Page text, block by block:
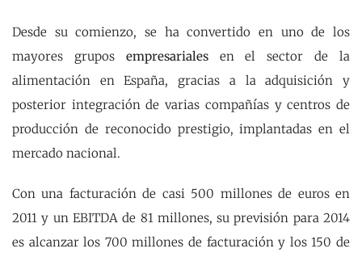
Desde su comienzo, se ha convertido en uno de los
mayores grupos empresarialesen el sector de la
alimentación en España, gracias a la adquisición y
posterior integración de varias compañías y centros de
producción de reconocido prestigio, implantadas en el
mercado nacional.
Con una facturación de casi 500 millones de euros en
2011 y un EBITDA de 81 millones, su previsión para 2014
es alcanzar los 700 millones de facturación y los 150 de